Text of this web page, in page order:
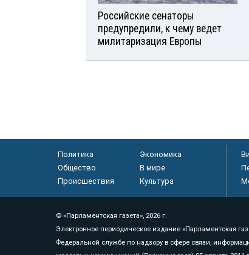
Российские сенаторы
предупредили, к чему ведет
милитаризация Европы
Политика
Экономика
Общество
В мире
Происшествия
Культура
© «Парламентская газета», 2026 г.
Электронное периодическое издание «Парламентская
Федеральной службе по надзору в сфере связи,